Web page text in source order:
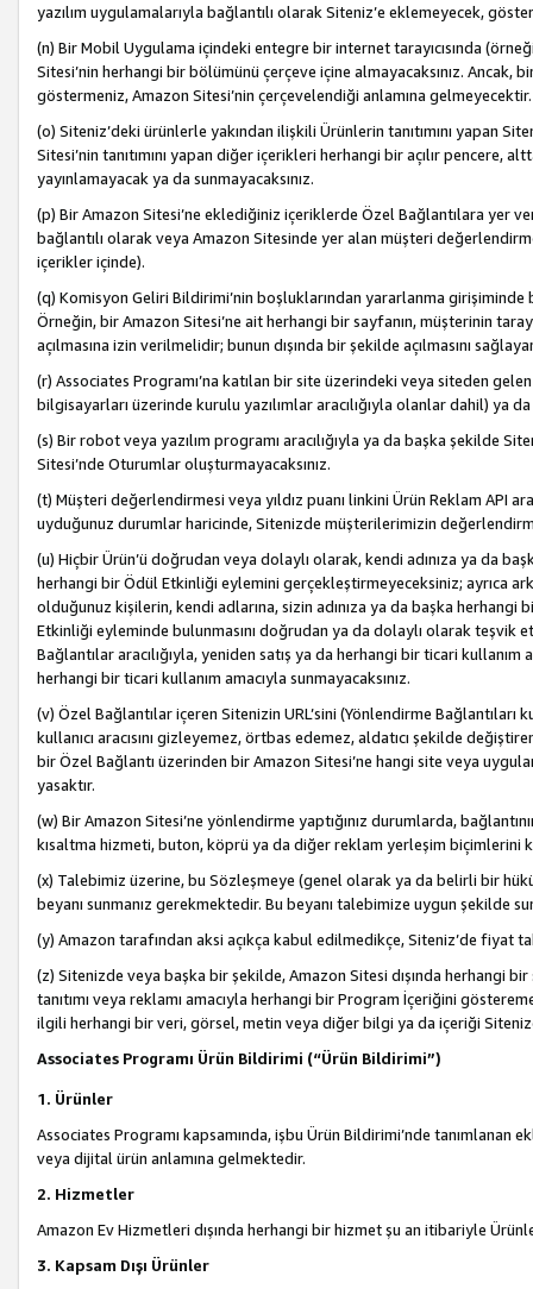
yazılım uygulamalarıyla bağlantılı olarak Siteniz’e eklemeyecek,
(n) Bir Mobil Uygulama içindeki entegre bir internet tarayıcısında
Sitesi’nin herhangi bir bölümünü çerçeve içine almayacaksınız. Ancak,
göstermeniz, Amazon Sitesi’nin çerçevelendiği anlamına gelmeyecektir.
(o) Siteniz’deki ürünlerle yakından ilişkili Ürünlerin tanıtımını yapan
Sitesi’nin tanıtımını yapan diğer içerikleri herhangi bir açılır pencere,
yayınlamayacak ya da sunmayacaksınız.
(p) Bir Amazon Sitesi’ne eklediğiniz içeriklerde Özel Bağlantılara yer
bağlantılı olarak veya Amazon Sitesinde yer alan müşteri
içerikler içinde).
(q) Komisyon Geliri Bildirimi’nin boşluklarından yararlanma
Örneğin, bir Amazon Sitesi’ne ait herhangi bir sayfanın, müşterinin
açılmasına izin verilmelidir; bunun dışında bir şekilde açılmasını
(r) Associates Programı’na katılan bir site üzerindeki veya siteden
bilgisayarları üzerinde kurulu yazılımlar aracılığıyla olanlar dahil) ya
(s) Bir robot veya yazılım programı aracılığıyla ya da başka şekilde
Sitesi’nde Oturumlar oluşturmayacaksınız.
(t) Müşteri değerlendirmesi veya yıldız puanı linkini Ürün Reklam API
uyduğunuz durumlar haricinde, Sitenizde müşterilerimizin
(u) Hiçbir Ürün’ü doğrudan veya dolaylı olarak, kendi adınıza ya da
herhangi bir Ödül Etkinliği eylemini gerçekleştirmeyeceksiniz; ayrıca
olduğunuz kişilerin, kendi adlarına, sizin adınıza ya da başka herhangi
Etkinliği eyleminde bulunmasını doğrudan ya da dolaylı olarak teşvik
Bağlantılar aracılığıyla, yeniden satış ya da herhangi bir ticari
herhangi bir ticari kullanım amacıyla sunmayacaksınız.
(v) Özel Bağlantılar içeren Sitenizin URL’sini (Yönlendirme Bağlantıları
kullanıcı aracısını gizleyemez, örtbas edemez, aldatıcı şekilde
bir Özel Bağlantı üzerinden bir Amazon Sitesi’ne hangi site veya
yasaktır.
(w) Bir Amazon Sitesi’ne yönlendirme yaptığınız durumlarda,
kısaltma hizmeti, buton, köprü ya da diğer reklam yerleşim biçimlerini
(x) Talebimiz üzerine, bu Sözleşmeye (genel olarak ya da belirli bir
beyanı sunmanız gerekmektedir. Bu beyanı talebimize uygun şekilde
(y) Amazon tarafından aksi açıkça kabul edilmedikçe, Siteniz’de fiyat
(z) Sitenizde veya başka bir şekilde, Amazon Sitesi dışında herhangi
tanıtımı veya reklamı amacıyla herhangi bir Program İçeriğini
ilgili herhangi bir veri, görsel, metin veya diğer bilgi ya da içeriği
Associates Programı Ürün Bildirimi (“Ürün Bildirimi”)
1. Ürünler
Associates Programı kapsamında, işbu Ürün Bildirimi’nde
veya dijital ürün anlamına gelmektedir.
2. Hizmetler
Amazon Ev Hizmetleri dışında herhangi bir hizmet şu an itibariyle
3. Kapsam Dışı Ürünler